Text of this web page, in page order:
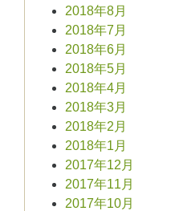
2018年8月
2018年7月
2018年6月
2018年5月
2018年4月
2018年3月
2018年2月
2018年1月
2017年12月
2017年11月
2017年10月